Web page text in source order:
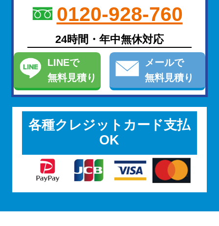
0120-928-760
24時間・年中無休対応
LINEで
無料見積り
メールで
無料見積り
各種クレジットカード支払
OK